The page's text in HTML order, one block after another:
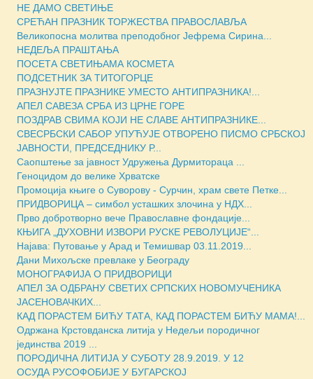
НЕ ДАМО СВЕТИЊЕ
СРЕЋАН ПРАЗНИК ТОРЖЕСТВА ПРАВОСЛАВЉА
Великопосна молитва преподобног Јефрема Сирина...
НЕДЕЉА ПРАШТАЊА
ПОСЕТА СВЕТИЊАМА КОСМЕТА
ПОДСЕТНИК ЗА ТИТОГОРЦЕ
ПРАЗНУЈТЕ ПРАЗНИКЕ УМЕСТО АНТИПРАЗНИКА!...
АПЕЛ САВЕЗА СРБА ИЗ ЦРНЕ ГОРЕ
ПОЗДРАВ СВИМА КОЈИ НЕ СЛАВЕ АНТИПРАЗНИКЕ...
СВЕСРБСКИ САБОР УПУЋУЈЕ ОТВОРЕНО ПИСМО СРБСКОЈ
ЈАВНОСТИ, ПРЕДСЕДНИКУ Р...
Саопштење за јавност Удружења Дурмитораца ...
Геноцидом до велике Хрватске
Промоција књиге о Суворову - Сурчин, храм свете Петке...
ПРИДВОРИЦА – симбол усташких злочина у НДХ...
Прво добротворно вече Православне фондације...
КЊИГА „ДУХОВНИ ИЗВОРИ РУСКЕ РЕВОЛУЦИJЕ“...
Најава: Путовање у Арад и Темишвар 03.11.2019...
Дани Михољске превлаке у Београду
МОНОГРАФИЈА О ПРИДВОРИЦИ
АПЕЛ ЗА ОДБРАНУ СВЕТИХ СРПСКИХ НОВОМУЧЕНИКА
ЈАСЕНОВАЧКИХ...
КАД ПОРАСТЕМ БИЋУ ТАТА, КАД ПОРАСТЕМ БИЋУ МАМА!...
Одржана Крстовданска литија у Недељи породичног
јединства 2019 ...
ПОРОДИЧНА ЛИТИЈА У СУБОТУ 28.9.2019. У 12
ОСУДА РУСОФОБИЈЕ У БУГАРСКОЈ